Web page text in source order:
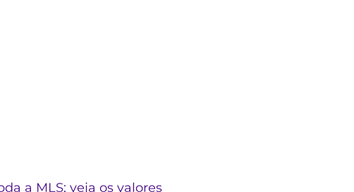
a MLS; veja os valores